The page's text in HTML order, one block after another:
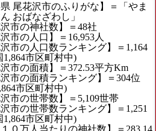
県 尾花沢市のふりがな】＝「やま
おばなざわし」
沢市の神社数】＝48社
沢市の人口】＝16,953人
沢市の人口数ランキング】＝1,164
1,864市区町村中)
沢市の面積】＝372.53平方Km
沢市の面積ランキング】＝304位
市区町村中)
沢市の世帯数】＝5,109世帯
沢市の世帯数ランキング】＝1,251
1,864市区町村中)
１０万人当たりの神社数】＝283.14